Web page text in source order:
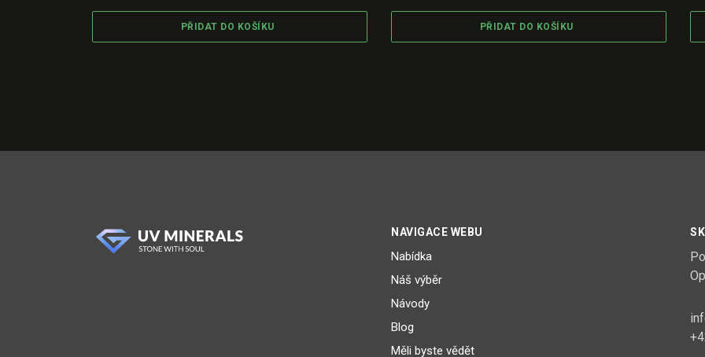
PŘIDAT DO KOŠÍKU PŘIDAT DO KOŠÍKU
NAVIGACE WEBU
Nabídka
Náš výběr
Návody
Blog
Měli byste vědět